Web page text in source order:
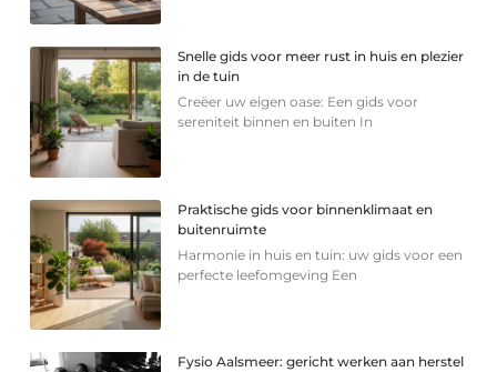
Snelle gids voor meer rust in huis en plezier
in de tuin
Creëer uw eigen oase: Een gids voor
sereniteit binnen en buiten In
Praktische gids voor binnenklimaat en
buitenruimte
Harmonie in huis en tuin: uw gids voor een
perfecte leefomgeving Een
Fysio Aalsmeer: gericht werken aan herstel